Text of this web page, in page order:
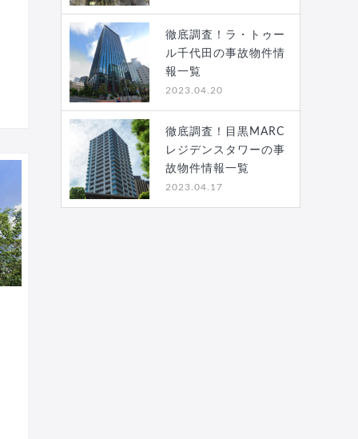
徹底調査！ラ・トゥー
ル千代田の事故物件情
報一覧
2023.04.20
徹底調査！目黒MARC
レジデンスタワーの事
故物件情報一覧
2023.04.17